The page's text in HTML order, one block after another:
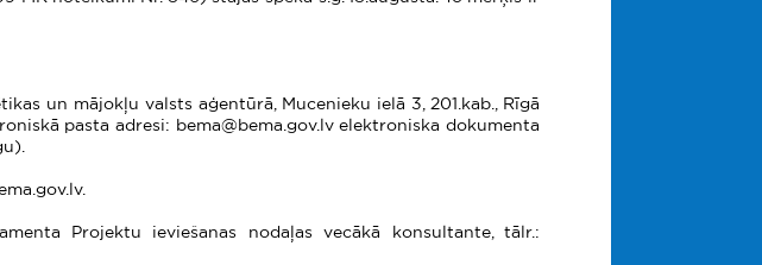
un mājokļu valsts aģentūrā, Mucenieku ielā 3, 201.kab., Rīgā
pasta adresi: bema@bema.gov.lv elektroniska dokumenta
Projektu ieviešanas nodaļas vecākā konsultante, tālr.: